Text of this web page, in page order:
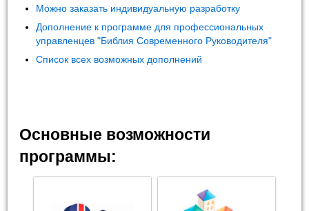
Можно заказать индивидуальную разработку
Дополнение к программе для профессиональных
управленцев "Библия Современного Руководителя"
Список всех возможных дополнений
Основные возможности
программы: